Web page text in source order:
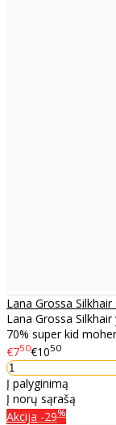
Lana Grossa Silkhair
Lana Grossa
70% super kid
€750€1050
Į palyginimą
Į norų sąrašą
Akcija -29%